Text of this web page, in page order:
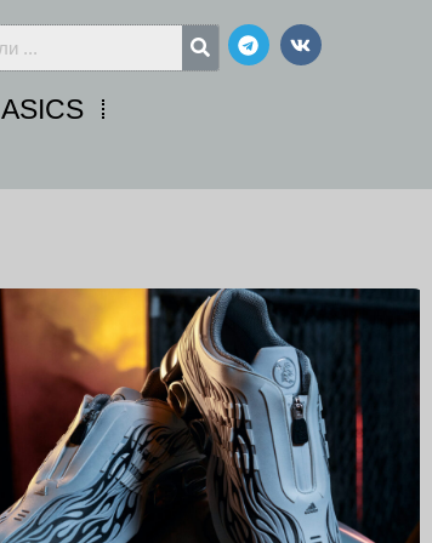
Telegram
Vk
ASICS